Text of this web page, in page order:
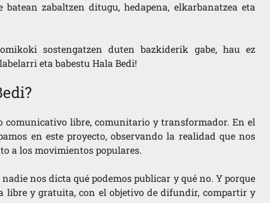
zabaltzen ditugu, hedapena, elkarbanatzea eta
sostengatzen duten bazkiderik gabe, hau ez
eta babestu Hala Bedi!
comunicativo libre, comunitario y transformador. En el
en este proyecto, observando la realidad que nos
a los movimientos populares.
nos dicta qué podemos publicar y qué no. Y porque
libre y gratuita, con el objetivo de difundir, compartir y